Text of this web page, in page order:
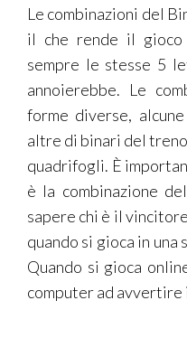
Le combinazioni del
il che rende il gioco
sempre le stesse 5
annoierebbe. Le
forme diverse,
altre di binari del
quadrifogli. È
è la combinazione
sapere chi è il
quando si gioca in una
Quando si gioca
computer ad avvertire